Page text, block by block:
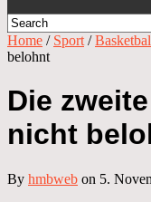
Home / Sport /
belohnt
Die
nicht
By hmbweb on 5.